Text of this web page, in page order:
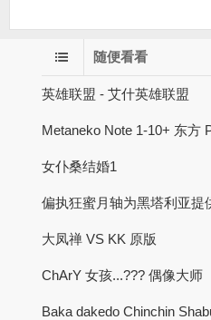
随便看看
英雄联盟 - 艾什英雄联盟
Metaneko Note 1-10+ 东方
女仆桑结婚1
偏执狂蜜月轴为黑塔利亚提
大凤禅 VS KK 原版
ChArY 女孩...??? 偶像大师
Baka dakedo Chinchin